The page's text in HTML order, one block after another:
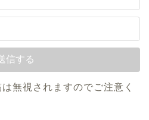
無視されますのでご注意く